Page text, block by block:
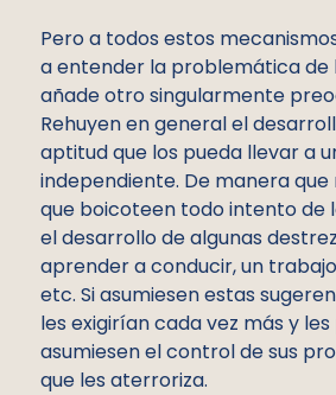
Pero a todos estos
a entender la problemática de
añade otro singularmente
Rehuyen en general el
aptitud que los pueda llevar a
independiente. De manera
que boicoteen todo intento de
el desarrollo de algunas
aprender a conducir, un
etc. Si asumiesen estas
les exigirían cada vez más y
asumiesen el control de sus
que les aterroriza.